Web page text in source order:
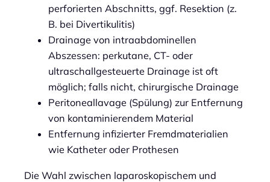
perforierten Abschnitts, ggf. Resektion (z.
B. bei Divertikulitis)
Drainage von intraabdominellen
Abszessen: perkutane, CT- oder
ultraschallgesteuerte Drainage ist oft
möglich; falls nicht, chirurgische Drainage
Peritoneallavage (Spülung) zur Entfernung
von kontaminierendem Material
Entfernung infizierter Fremdmaterialien
wie Katheter oder Prothesen
Die Wahl zwischen laparoskopischem und